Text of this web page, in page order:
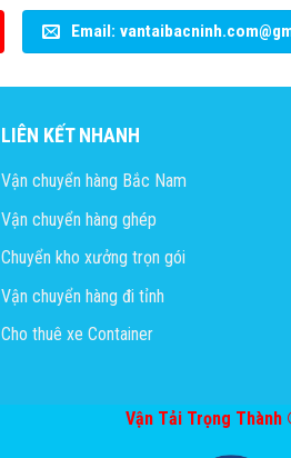
Email:
LIÊN KẾT NHANH
Vận chuyển hàng Bắc Nam
Vận chuyển hàng ghép
Chuyển kho xưởng trọn gói
Vận chuyển hàng đi tỉnh
Cho thuê xe Container
Vận Tải Trọng Thành